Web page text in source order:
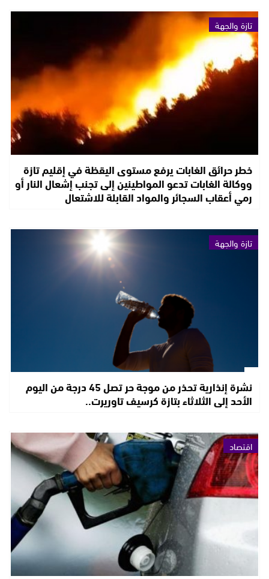
تازة والجهة
خطر حرائق الغابات يرفع مستوى اليقظة في إقليم تازة
ووكالة الغابات تدعو المواطينين إلى تجنب إشعال النار أو
رمي أعقاب السجائر والمواد القابلة للاشتعال
تازة والجهة
نشرة إنذارية تحذر من موجة حر تصل 45 درجة من اليوم
الأحد إلى الثلاثاء بتازة كرسيف تاوريرت..
اقتصاد